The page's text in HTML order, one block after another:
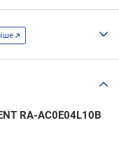
RA-AC0E04L10B